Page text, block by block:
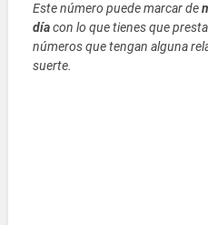
Este número puede marcar de
díacon lo que tienes que
números que tengan alguna
suerte.